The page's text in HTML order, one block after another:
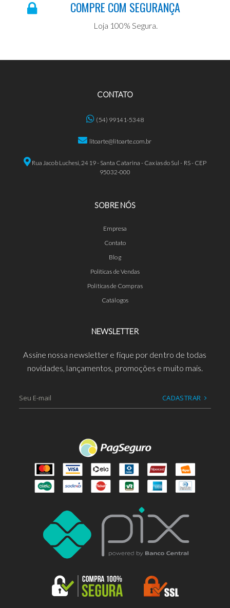
COMPRE COM SEGURANÇA
Loja 100% Segura.
CONTATO
(54) 99141-5348
litoarte@litoarte.com.br
Rua Jacob Luchesi, 2419 - Santa Catarina - Caxias do Sul - RS - CEP
95032-000
SOBRE NÓS
Empresa
Contato
Blog
Políticas de Vendas
Políticas de Compras
Catálogos
NEWSLETTER
Assine nossa newsletter e fique por dentro de todas
novidades, lançamentos, promoções e muito mais.
CADASTRAR